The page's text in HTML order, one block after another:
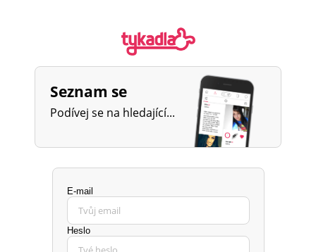
Seznam se
Podívej se na hledající...
E-mail
Heslo